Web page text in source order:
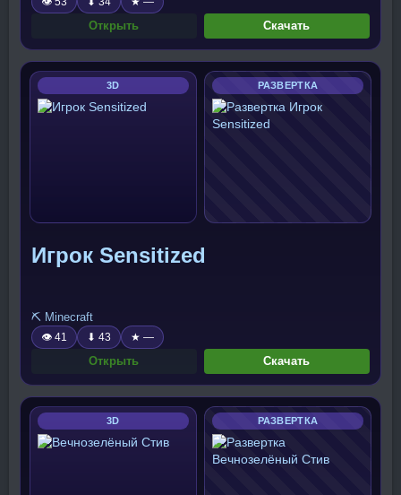
Открыть Скачать
3D РАЗВЕРТКА
Игрок Sensitized
⛏️ Minecraft
👁 41 ⬇ 43 ★ —
Открыть Скачать
3D РАЗВЕРТКА